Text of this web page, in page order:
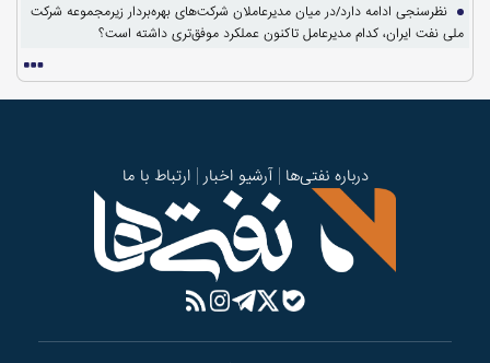
نظرسنجی ادامه دارد/در میان مدیرعاملان شرکت‌های بهره‌بردار زیرمجموعه شرکت
ملی نفت ایران، کدام مدیرعامل تاکنون عملکرد موفق‌تری داشته است؟
درباره نفتی‌ها آرشیو اخبار ارتباط با ما